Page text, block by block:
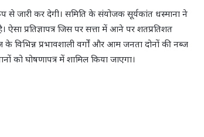
से जारी कर देगी। समिति के संयोजक सूर्यकांत धस्माना ने
ऐसा प्रतिज्ञापत्र जिस पर सत्ता में आने पर शतप्रतिशत
विभिन्न प्रभावशाली वर्गों और आम जनता दोनों की नब्ज
को घोषणापत्र में शामिल किया जाएगा।